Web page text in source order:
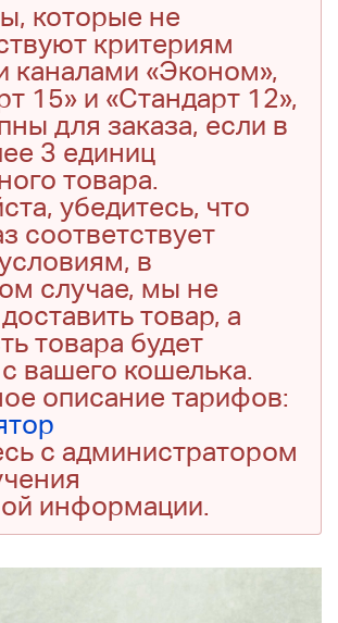
которые не
критериям
каналами «Эконом»,
15» и «Стандарт 12»,
для заказа, если в
3 единиц
товара.
убедитесь, что
соответствует
в
случае, мы не
товар, а
товара будет
вашего кошелька.
описание тарифов:
с администратором
информации.